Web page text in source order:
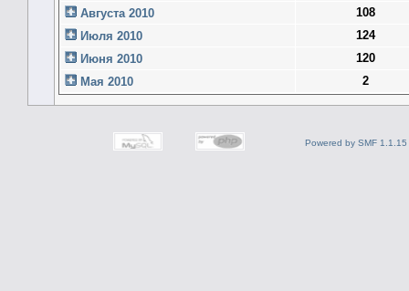
Августа 2010
108
Июля 2010
124
Июня 2010
120
Мая 2010
2
Powered by SMF 1.1.15